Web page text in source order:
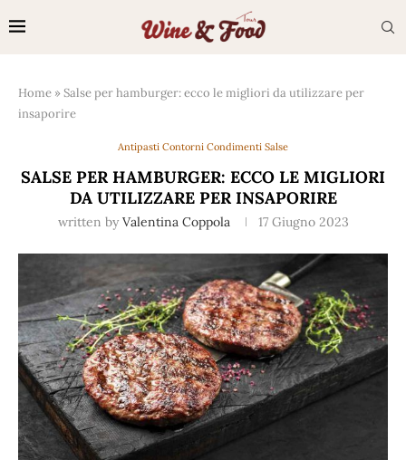
Home »Salse per hamburger: ecco le migliori da utilizzare per
insaporire
Antipasti Contorni Condimenti Salse
SALSE PER HAMBURGER: ECCO LE MIGLIORI
DA UTILIZZARE PER INSAPORIRE
written by Valentina Coppola 17 Giugno 2023